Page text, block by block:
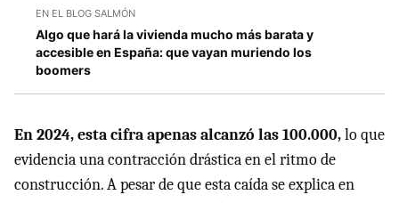
EN EL BLOG SALMÓN
Algo que hará la vivienda mucho más barata y
accesible en España: que vayan muriendo los
boomers
En 2024, esta cifra apenas alcanzó las 100.000,lo que
evidencia una contracción drástica en el ritmo de
construcción. A pesar de que esta caída se explica en